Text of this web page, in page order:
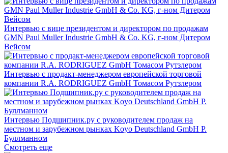
Интервью с вице президентом и директором по продажам
GMN Paul Muller Industrie GmbH & Co. KG, г-ном Дитером
Вейсом
Интервью с продакт-менеджером европейской торговой
компании R.A. RODRIGUEZ GmbH Томасом Рутзлером
Интервью Подшипник.ру с руководителем продаж на
местном и зарубежном рынках Koyo Deutschland GmbH Р.
Буллманном
Смотреть еще